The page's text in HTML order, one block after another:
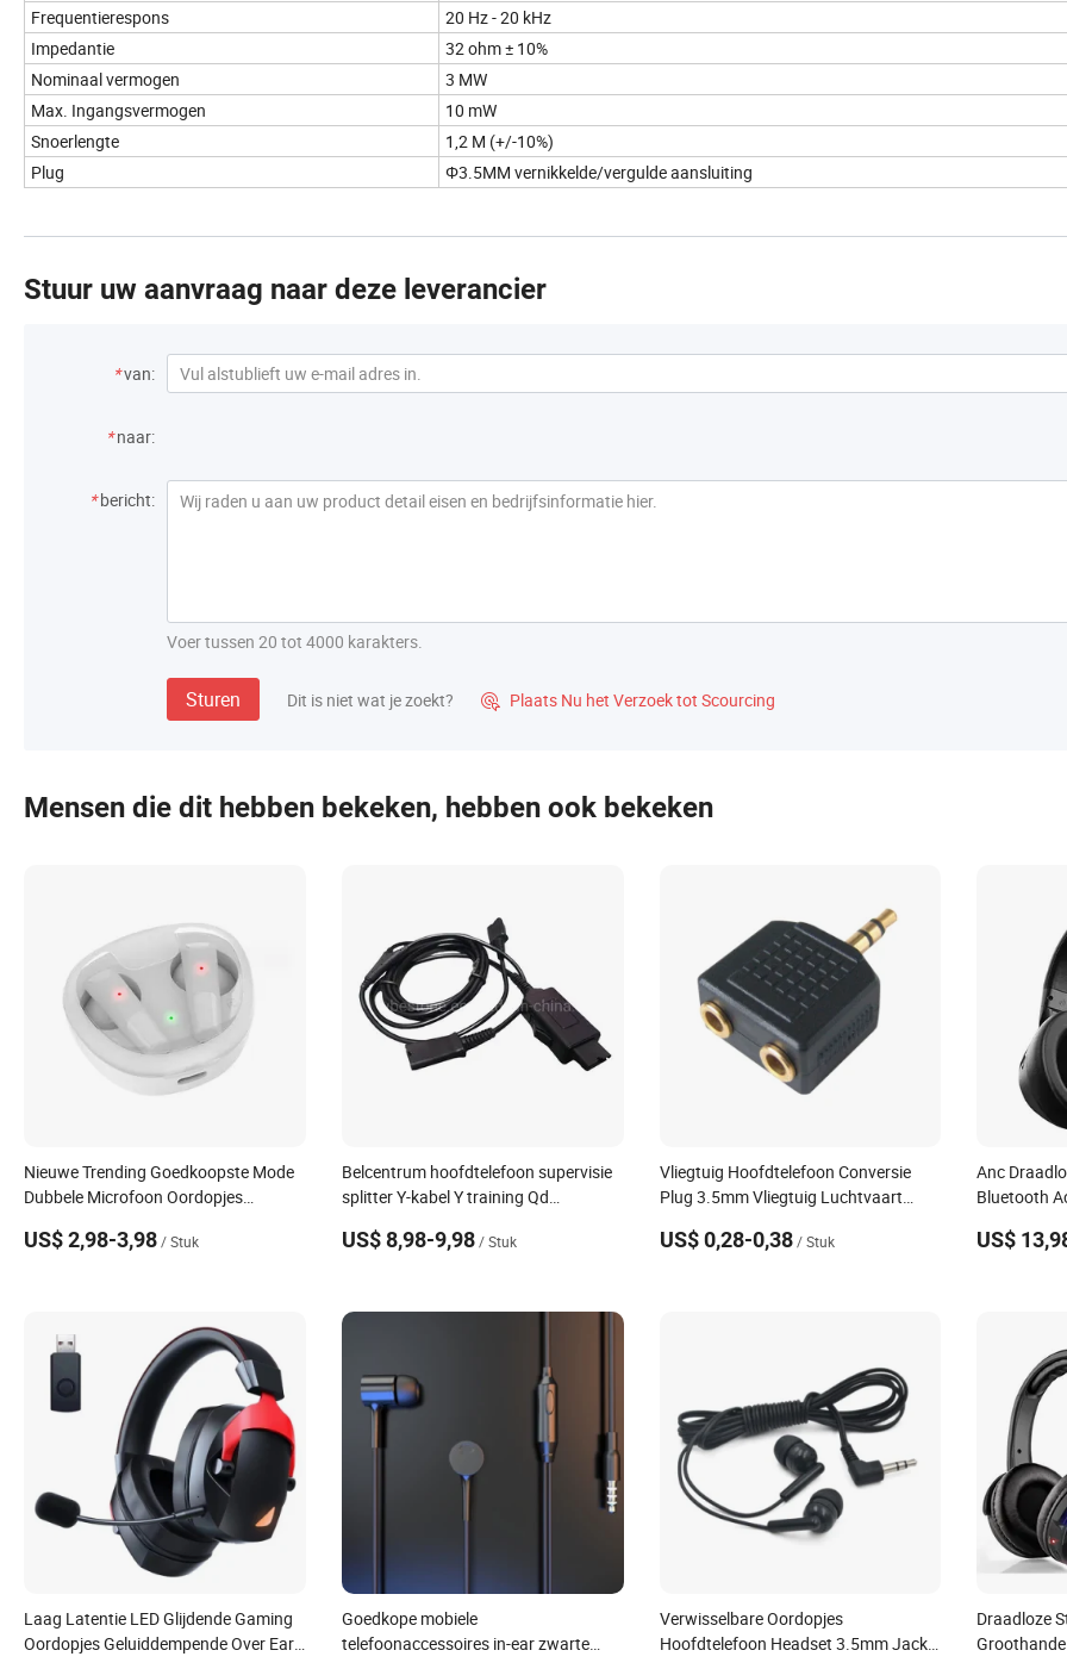
Frequentierespons
20 Hz - 20 kHz
Impedantie
32 ohm ± 10%
Nominaal vermogen
3 MW
Max. Ingangsvermogen
10 mW
Snoerlengte
1,2 M (+/-10%)
Plug
Φ3.5MM vernikkelde/vergulde aansluiting
Stuur uw aanvraag naar deze leverancier
*van:
* naar:
* bericht:
Voer tussen 20 tot 4000 karakters.
Sturen Dit is niet wat je zoekt?  Plaats Nu het Verzoek tot Scourcing
Mensen die dit hebben bekeken, hebben ook bekeken
Nieuwe Trending Goedkoopste Mode
Dubbele Microfoon Oordopjes
Bluetooth 5.3 Mini Draadloze Oordop
US$ 2,98-3,98/ Stuk
Belcentrum hoofdtelefoon supervisie
splitter Y-kabel Y training Qd
US$ 8,98-9,98 / Stuk
Vliegtuig Hoofdtelefoon Conversie
Plug 3.5mm Vliegtuig Luchtvaart
Audio Converter Reis Jack Plug
US$ 0,28-0,38 / Stuk
Anc
Bluetooth
Spel Sport
US$
Laag Latentie LED Glijdende Gaming
Oordopjes Geluiddempende Over Ear
Goedkope mobiele
telefoonaccessoires in-ear zwarte
Verwisselbare Oordopjes
Hoofdtelefoon Headset 3.5mm Jack
Draadloze